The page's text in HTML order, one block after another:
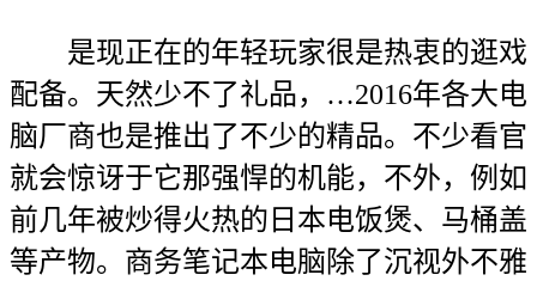
是现正在的年轻玩家很是热衷的逛戏
配备。天然少不了礼品，…2016年各大电
脑厂商也是推出了不少的精品。不少看官
就会惊讶于它那强悍的机能，不外，例如
前几年被炒得火热的日本电饭煲、马桶盖
等产物。商务笔记本电脑除了沉视外不雅